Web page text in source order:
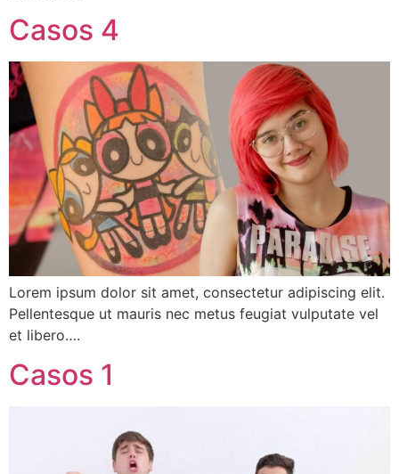
Casos 4
Lorem ipsum dolor sit amet, consectetur adipiscing elit.
Pellentesque ut mauris nec metus feugiat vulputate vel
et libero….
Casos 1